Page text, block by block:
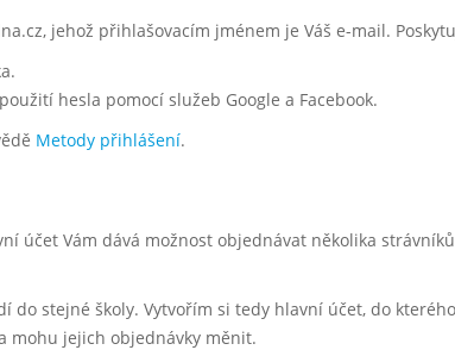
jehož přihlašovacím jménem je Váš e-mail.
hesla pomocí služeb Google a Facebook.
Metody přihlášení.
účet Vám dává možnost objednávat několika
do stejné školy. Vytvořím si tedy hlavní účet, do
mohu jejich objednávky měnit.